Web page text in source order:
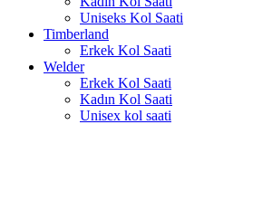
Uniseks Kol Saati
Timberland
Erkek Kol Saati
Welder
Erkek Kol Saati
Kadın Kol Saati
Unisex kol saati